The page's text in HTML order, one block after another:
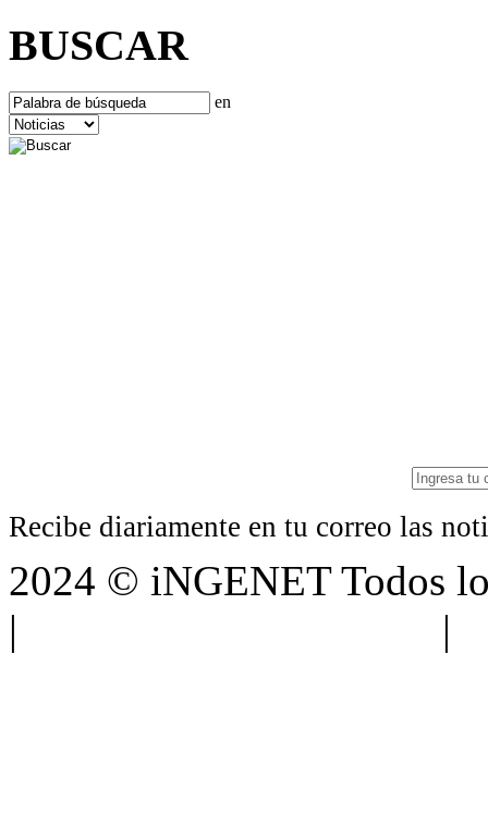
BUSCAR
en
Recibe diariamente en tu correo las
2024 © iNGENET Todos
|
|